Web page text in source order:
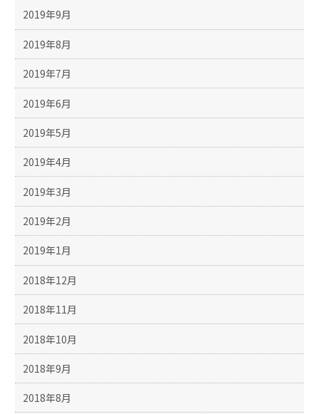
2019年9月
2019年8月
2019年7月
2019年6月
2019年5月
2019年4月
2019年3月
2019年2月
2019年1月
2018年12月
2018年11月
2018年10月
2018年9月
2018年8月